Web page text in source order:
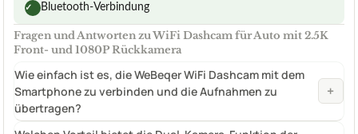
✓ Bluetooth-Verbindung
Fragen und Antworten zu WiFi Dashcam für Auto mit 2.5K
Front- und 1080P Rückkamera
Wie einfach ist es, die WeBeqer WiFi Dashcam mit dem
Smartphone zu verbinden und die Aufnahmen zu
übertragen?
+